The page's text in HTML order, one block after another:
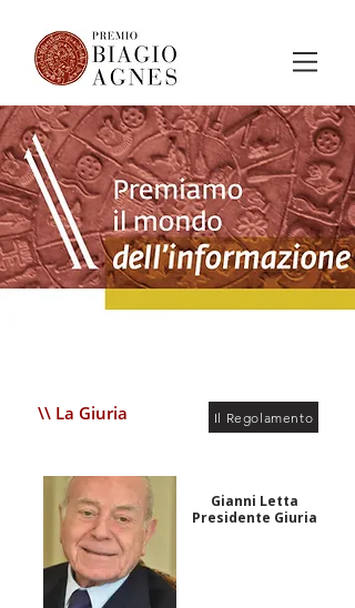
\\ La Giuria Il Regolamento
Gianni Letta
Presidente Giuria